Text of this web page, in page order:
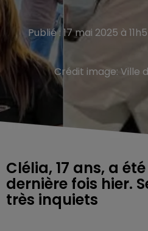
Publié : 17 mai 2025 à
Crédit image: Ville
Clélia, 17 ans, a
dernière fois hier.
très inquiets